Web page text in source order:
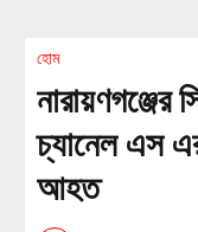
হোম
নারায়ণগঞ্জের
চ্যানেল এস
আহত